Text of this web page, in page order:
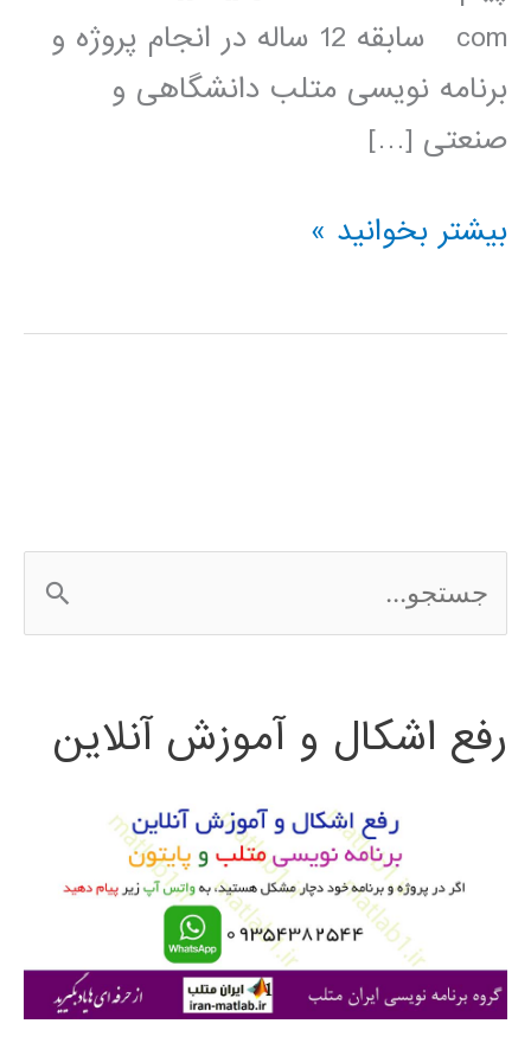
com سابقه 12 ساله در انجام پروژه و
برنامه نویسی متلب دانشگاهی و
صنعتی […]
انجام
متلب
بیشتر بخوانید »
س
ج
ی
رفع اشکال و آموزش آنلاین